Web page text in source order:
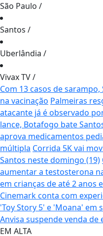
São Paulo /
Santos /
Uberlândia /
Vivax TV/
Com 13 casos de
na vacinação Palmeiras
atacante já é observado
lance, Botafogo bate
aprova medicamentos
múltipla Corrida 5K vai
Santos neste domingo (19)
aumentar a testosterona
em crianças de até 2 anos
Cinemark conta com
'Toy Story 5' e 'Moana' em
Anvisa suspende venda
EM ALTA